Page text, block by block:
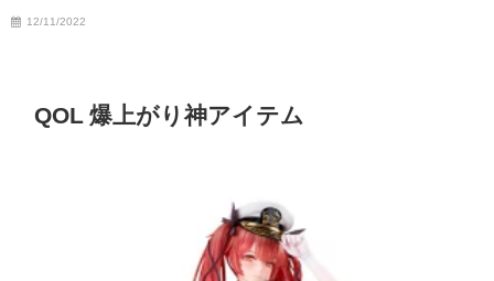
12/11/2022
QOL 爆上がり神アイテム